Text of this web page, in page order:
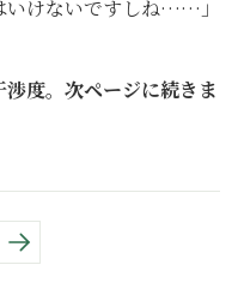
いけないですしね……」
度。次ページに続きま